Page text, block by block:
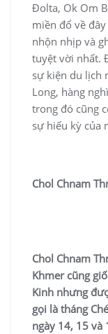
Đolta, Ok Om
miền đổ về
nhộn nhịp và
tuyệt vời nhất.
sự kiện du lịch
Long, hàng
trong đó cũng
sự hiếu kỳ của
Chol Chnam
Chol Chnam
Khmer cũng
Kinh nhưng
gọi là tháng
ngày 14, 15 và